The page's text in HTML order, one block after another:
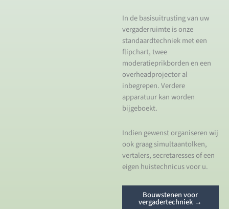
In de basisuitrusting van uw
vergaderruimte is onze
standaardtechniek met een
flipchart, twee
moderatieprikborden en een
overheadprojector al
inbegrepen. Verdere
apparatuur kan worden
bijgeboekt.
Indien gewenst organiseren wij
ook graag simultaantolken,
vertalers, secretaresses of een
eigen huistechnicus voor u.
Bouwstenen voor
vergadertechniek →